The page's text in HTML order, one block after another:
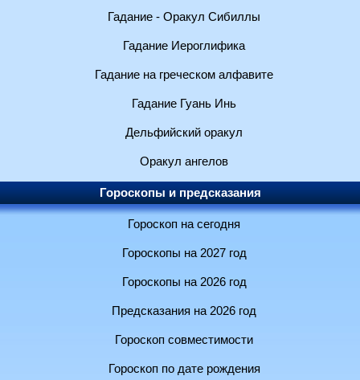
Гадание - Оракул Сибиллы
Гадание Иероглифика
Гадание на греческом алфавите
Гадание Гуань Инь
Дельфийский оракул
Оракул ангелов
Гороскопы и предсказания
Гороскоп на сегодня
Гороскопы на 2027 год
Гороскопы на 2026 год
Предсказания на 2026 год
Гороскоп совместимости
Гороскоп по дате рождения